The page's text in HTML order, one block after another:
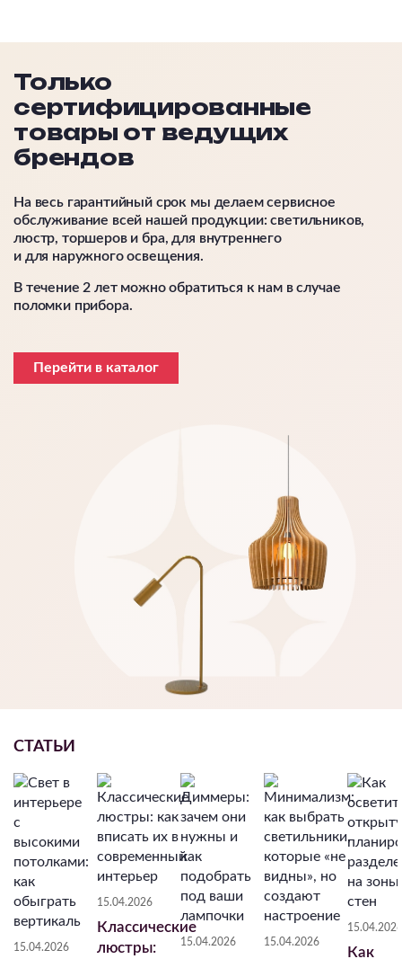
Только
сертифицированные
товары от ведущих
брендов
На весь гарантийный срок мы делаем сервисное
обслуживание всей нашей продукции: светильников,
люстр, торшеров и бра, для внутреннего
и для наружного освещения.
В течение 2 лет можно обратиться к нам в случае
поломки прибора.
Перейти в каталог
СТАТЬИ
15.04.2026
15.04.2026
Классические
люстры:
15.04.2026 15.04.2026
15.04.2026
Как